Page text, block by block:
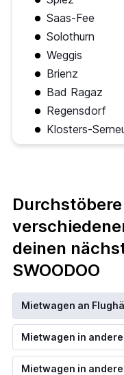
Saas-Fee
Solothurn
Weggis
Brienz
Bad Ragaz
Regensdorf
Klosters-
deinen
SWOODOO
Mietwagen an
Mietwagen in
Mietwagen in